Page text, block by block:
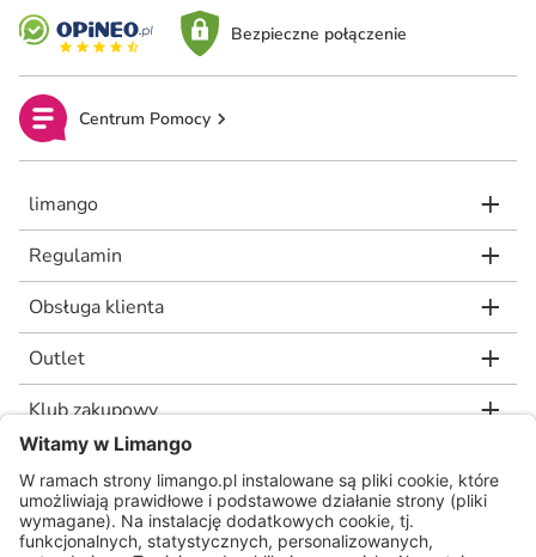
Bezpieczne połączenie
Centrum Pomocy
limango
Regulamin
Obsługa klienta
Outlet
Klub zakupowy